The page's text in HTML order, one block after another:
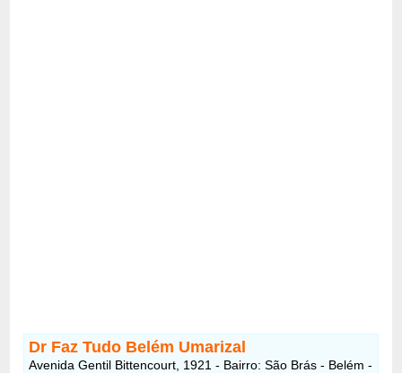
Dr Faz Tudo Belém Umarizal
Avenida Gentil Bittencourt, 1921 - Bairro: São Brás - Belém -